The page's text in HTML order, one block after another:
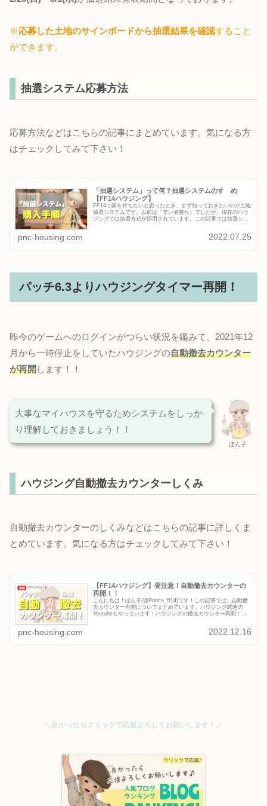
※応募した土地のサインボードから抽選結果を確認すること
ができます。
抽選システム応募方法
応募方法などはこちらの記事にまとめています。気になる方
はチェックしてみて下さい！
「抽選システム」って何？抽選システムのすゝめ
【FF14ハウジング】
FF14で家を持ちたいと思ったとき、まず知っておきたいのが土地
抽選システムです。以前は「早い者勝ち」でしたが、現在のハウ
ジングでは抽選方式が採用されています。この記事では抽選シス
pnc-housing.com 2022.07.25
パッチ6.3よりハウジングタイマー再開！
昨今のゲームへのログインがつらい状況を鑑みて、2021年12
月から一時停止をしていたハウジングの自動撤去カウンター
が再開します！！
ぽん子
大事なマイハウスを守るためシステムをしっか
り理解しておきましょう！！
ハウジング自動撤去カウンターしくみ
自動撤去カウンターのしくみなどはこちらの記事に詳しくま
とめています。気になる方はチェックしてみて下さい！
【FF14ハウジング】要注意！自動撤去カウンターの
再開！！
こんにちは！ぽん子(@Ponco_ff14)です！この記事では、自動撤
去カウンター再開についてまとめています。ハウジング関連の
Youtubeもやっています！ハウジングの撤去カウンター再開！ぽ
pnc-housing.com 2022.12.16
＼良かったらクリックで応援よろしくお願いします！／